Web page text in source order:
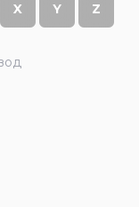
X Y Z